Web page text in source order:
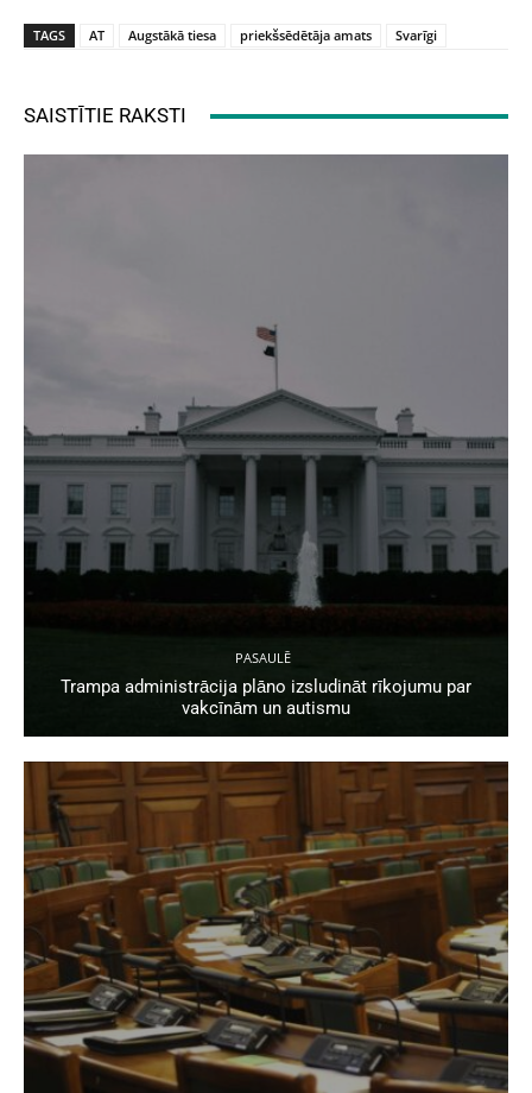
TAGS AT Augstākā tiesa priekšsēdētāja amats Svarīgi
SAISTĪTIE RAKSTI
PASAULĒ
Trampa administrācija plāno izsludināt rīkojumu par
vakcīnām un autismu